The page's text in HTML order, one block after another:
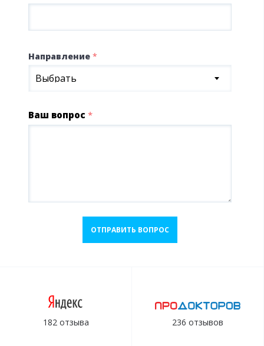
Направление *
Выбрать
Ваш вопрос *
ОТПРАВИТЬ ВОПРОС
182 отзыва 236 отзывов